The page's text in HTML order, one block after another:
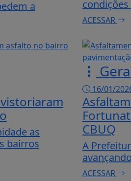
a
condições
ACESSAR
as
bairros
16/01/
CBUQ
A
ACESSAR
melhorar sua experiência
de Uso e Privacidade.
NOSSOS TERMOS CLICANDO AQUI